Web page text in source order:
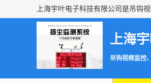
上海
吊钩视频监控